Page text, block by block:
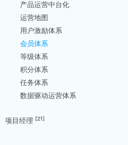
产品运营中台化
运营地图
用户激励体系
会员体系
等级体系
积分体系
任务体系
数据驱动运营体系
项目经理 [21]